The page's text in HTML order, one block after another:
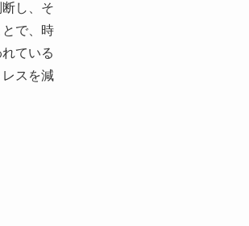
し、そ
で、時
ている
スを減